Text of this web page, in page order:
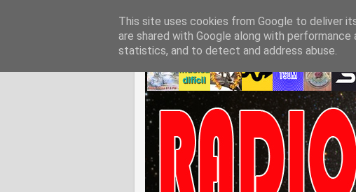
This site uses cookies from Google to deliver
are shared with Google along with
statistics, and to detect and address abuse.